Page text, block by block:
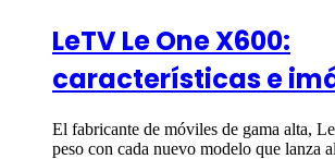
LeTV Le One X600:
características e
El fabricante de móviles de gama alta,
peso con cada nuevo modelo que lanza